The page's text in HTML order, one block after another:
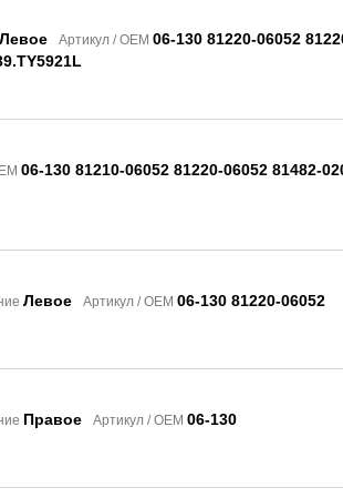
Левое Артикул / OEM 06-130 81220-06052
06-130 81210-06052 81220-06052 81482-
Левое Артикул / OEM 06-130 81220-06052
Правое Артикул / OEM 06-130